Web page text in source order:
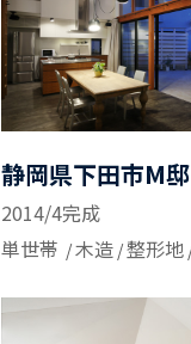
静岡県下田市M邸
2014/4完成
単世帯
木造 整形地